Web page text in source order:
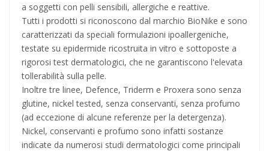
a soggetti con pelli sensibili, allergiche e reattive.
Tutti i prodotti si riconoscono dal marchio BioNike e sono
caratterizzati da speciali formulazioni ipoallergeniche,
testate su epidermide ricostruita in vitro e sottoposte a
rigorosi test dermatologici, che ne garantiscono l'elevata
tollerabilità sulla pelle.
Inoltre tre linee, Defence, Triderm e Proxera sono senza
glutine, nickel tested, senza conservanti, senza profumo
(ad eccezione di alcune referenze per la detergenza).
Nickel, conservanti e profumo sono infatti sostanze
indicate da numerosi studi dermatologici come principali